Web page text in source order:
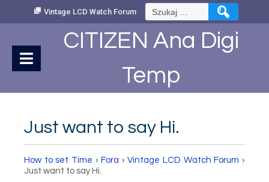
Vintage LCD Watch Forum Szukaj:
CITIZEN Ana Digi
Temp
Just want to say Hi.
How to set Time › Fora › Vintage LCD Watch Forum ›
Just want to say Hi.